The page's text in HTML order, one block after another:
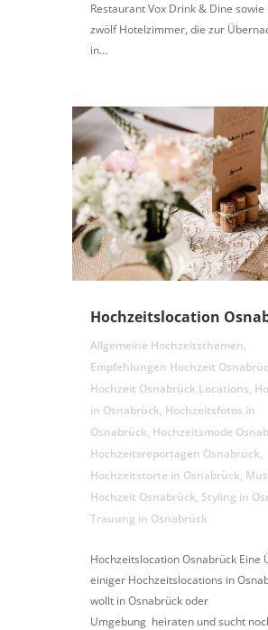
Restaurant Vox Drink & Dine sowie
zwölf Hotelzimmer, die zur
in...
Hochzeitslocation
Allgemeine Hochzeitsthemen,
Empfehlungen Hochzeit
Hochzeit Osnabrück Locations,
in Osnabrück, Hochzeitsfotos in
Osnabrück, Hochzeitsmode
Hochzeitsreportagen Osnabrück,
Hochzeitstorte in Osnabrück,
Hochzeit Osnabrück, Styling in
Trauung in Osnabrück
Hochzeitslocation Osnabrück Eine
einiger Hochzeitslocations in
wollt in Osnabrück oder
Umgebung heiraten und sucht